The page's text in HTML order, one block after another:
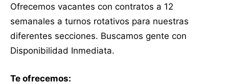
Ofrecemos vacantes con contratos a 12
semanales a turnos rotativos para nuestras
diferentes secciones. Buscamos gente con
Disponibilidad Inmediata.
Te ofrecemos: